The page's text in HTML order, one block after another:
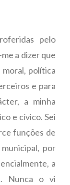
pelo
a dizer que
política
e para
a minha
e cívico. Sei
funções de
por
a
Nunca o vi